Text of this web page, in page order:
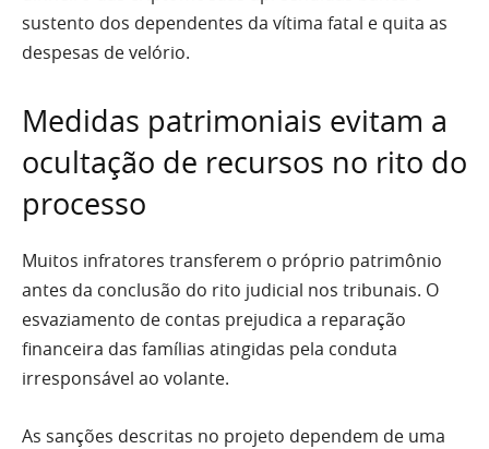
sustento dos dependentes da vítima fatal e quita as
despesas de velório.
Medidas patrimoniais evitam a
ocultação de recursos no rito do
processo
Muitos infratores transferem o próprio patrimônio
antes da conclusão do rito judicial nos tribunais. O
esvaziamento de contas prejudica a reparação
financeira das famílias atingidas pela conduta
irresponsável ao volante.
As sanções descritas no projeto dependem de uma